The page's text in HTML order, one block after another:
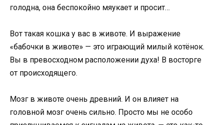
голодна, она беспокойно мяукает и просит…
Вот такая кошка у вас в животе. И выражение
«бабочки в животе» — это играющий милый котёнок.
Вы в превосходном расположении духа! В восторге
от происходящего.
Мозг в животе очень древний. И он влияет на
головной мозг очень сильно. Просто мы не особо